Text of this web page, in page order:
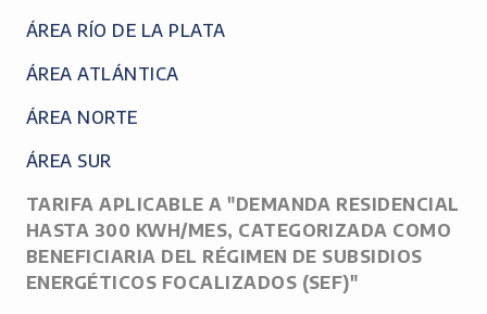
ÁREA RÍO DE LA PLATA
ÁREA ATLÁNTICA
ÁREA NORTE
ÁREA SUR
TARIFA APLICABLE A "DEMANDA RESIDENCIAL
HASTA 300 KWH/MES, CATEGORIZADA COMO
BENEFICIARIA DEL RÉGIMEN DE SUBSIDIOS
ENERGÉTICOS FOCALIZADOS (SEF)"